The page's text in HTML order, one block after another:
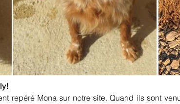
repéré Mona sur notre site. Quand ils sont